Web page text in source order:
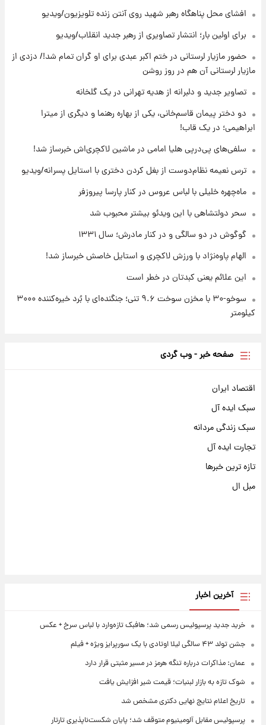
۱۱ ساعت پیش
مرداد ۱۴۰۵ +جدول
۱۱ ساعت پیش
با قدرتمندترین و بادوام ترین تانک جهان آشنا
شوید+ فیلم
+جدول
۱۲ ساعت پیش
قیمت محصولات ایران‌خودرو و سایپا امروز شنبه
افشای محل پناهگاه‌ رهبر شهید روی آنتن زنده تلویزیون/ویدیو
برای اولین بار؛ انتشار تصاویری از رهبر جدید انقلاب/ویدیو
حضور مازیار لرستانی در ختم اکبر عبدی برای او گران تمام شد!/ دزدی از
مازیار لرستانی آن هم در روز روشن
تصاویر جدید و دلبرانه از هدیه تهرانی در یک گلخانه
دو دختر پیمان قاسم‌خانی، یکی از بهاره رهنما و دیگری از میترا
ابراهیمی؛ در یک قاب!
سلفی‌های پی‌درپی هلیا امامی در ماشین لاکچری‌اش خبرساز شد!
ترس نعیمه نظام‌دوست از بغل کردن دختری با استایل پسرانه/ویدیو
ماه‌چهره خلیلی با لباس عروس در کنار پارسا پیروزفر
سحر دولتشاهی با این ویدئو بیشتر محبوب شد
گوگوش در دو سالگی و در کنار مادرش؛ سال ۱۳۳۱
الهام پاوه‌نژاد با ورزش لاکچری و استایل خاصش خبرساز شد!
این علائم یعنی کبدتان در خطر است
سوخو-۳۰ با مخزن سوخت ۹.۶ تنی؛ جنگنده‌ای با بُرد خیره‌کننده ۳۰۰۰
کیلومتر
صفحه خبر - وب گردی
اقتصاد ایران
سبک ایده آل
سبک زندگی مردانه
تجارت ایده آل
تازه ترین خبرها
مبل ال
آخرین اخبار
خرید جدید پرسپولیس رسمی شد؛ هافبک تازه‌وارد با لباس سرخ + عکس
جشن تولد ۴۳ سالگی لیلا اوتادی با یک سورپرایز ویژه + فیلم
عمان: مذاکرات درباره تنگه هرمز در مسیر مثبتی قرار دارد
شوک تازه به بازار لبنیات؛ قیمت شیر افزایش یافت
تاریخ اعلام نتایج نهایی دکتری مشخص شد
پرسپولیس مقابل آلومینیوم متوقف شد؛ پایان شکست‌ناپذیری تارتار